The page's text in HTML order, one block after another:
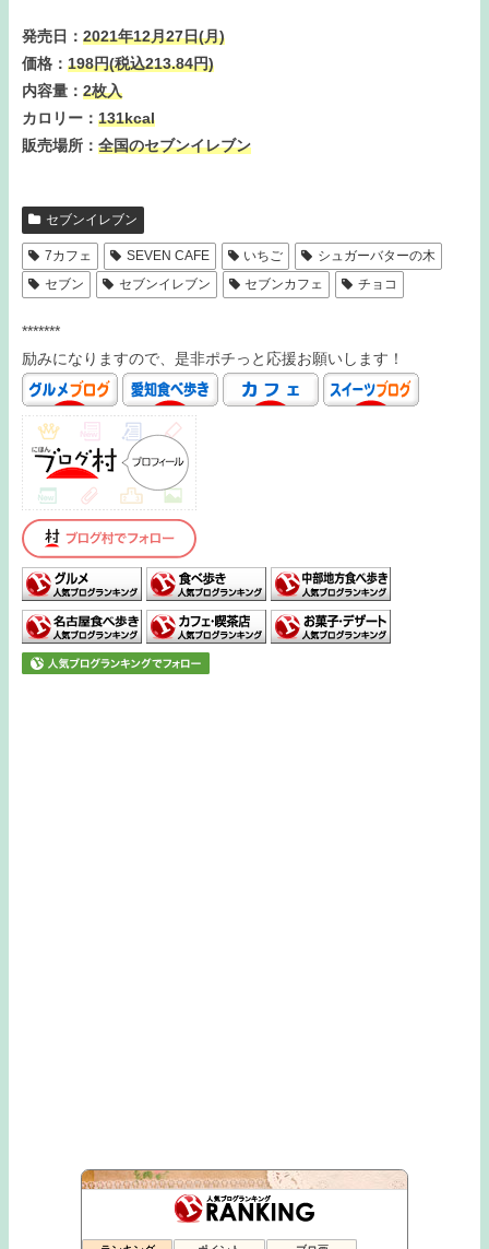
発売日： 2021年12月27日(月)
価格： 198円(税込213.84円)
内容量： 2枚入
カロリー： 131kcal
販売場所： 全国のセブンイレブン
セブンイレブン
7カフェ SEVEN CAFE いちご
シュガーバターの木
セブン
セブンイレブン セブンカフェ チョコ
*******
励みになりますので、是非ポチっと応援お願いします！
お客様の声 葉とらず栽培 青森りんご